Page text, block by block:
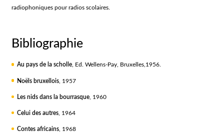
radiophoniques pour radios scolaires.
Bibliographie
Au pays de la scholle, Ed. Wellens-Pay, Bruxelles,1956.
Noëls bruxellois, 1957
Les nids dans la bourrasque, 1960
Celui des autres, 1964
Contes africains, 1968